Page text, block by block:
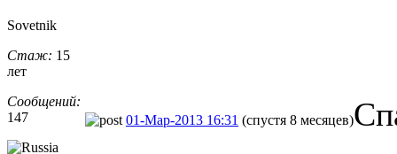
Sovetnik
Стаж: 15
лет
Сообщений:
147
01-Мар-2013 16:31 (спустя 8 месяцев)